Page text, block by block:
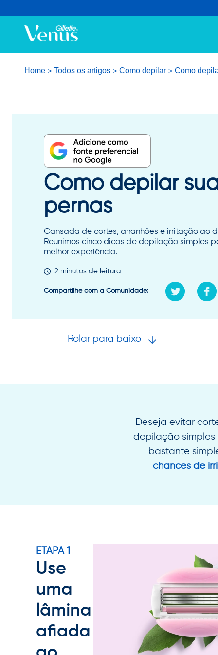
Home Todos os artigos Como depilar Como
Como depilar
pernas
Cansada de cortes, arranhões e irritação ao
Reunimos cinco dicas de depilação simples
melhor experiência.
2 minutos de leitura
Compartilhe com a Comunidade:
Rolar para baixo
Deseja evitar
depilação simples
bastante
chances de
ETAPA 1
Use
uma
lâmina
afiada